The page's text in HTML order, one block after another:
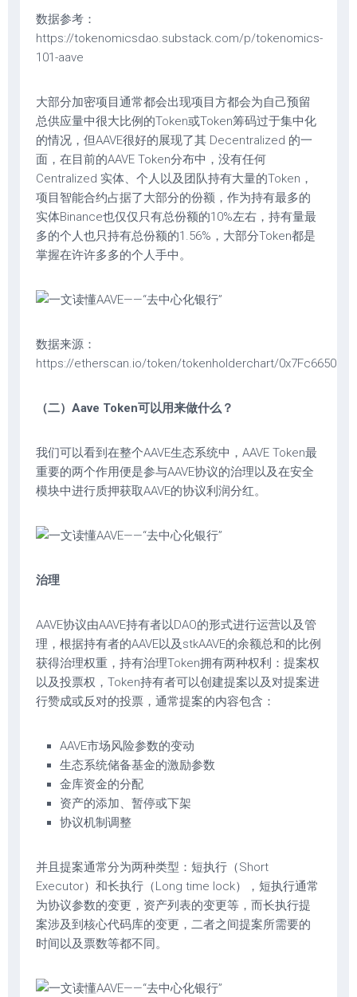
数据参考：
https://tokenomicsdao.substack.com/p/tokenomics-
101-aave
大部分加密项目通常都会出现项目方都会为自己预留
总供应量中很大比例的Token或Token筹码过于集中化
的情况，但AAVE很好的展现了其 Decentralized 的一
面，在目前的AAVE Token分布中，没有任何
Centralized 实体、个人以及团队持有大量的Token，
项目智能合约占据了大部分的份额，作为持有最多的
实体Binance也仅仅只有总份额的10%左右，持有量最
多的个人也只持有总份额的1.56%，大部分Token都是
掌握在许许多多的个人手中。
数据来源：
https://etherscan.io/token/tokenholderchart/
（二）Aave Token可以用来做什么？
我们可以看到在整个AAVE生态系统中，AAVE Token最
重要的两个作用便是参与AAVE协议的治理以及在安全
模块中进行质押获取AAVE的协议利润分红。
治理
AAVE协议由AAVE持有者以DAO的形式进行运营以及管
理，根据持有者的AAVE以及stkAAVE的余额总和的比例
获得治理权重，持有治理Token拥有两种权利：提案权
以及投票权，Token持有者可以创建提案以及对提案进
行赞成或反对的投票，通常提案的内容包含：
AAVE市场风险参数的变动
生态系统储备基金的激励参数
金库资金的分配
资产的添加、暂停或下架
协议机制调整
并且提案通常分为两种类型：短执行（Short
Executor）和长执行（Long time lock），短执行通常
为协议参数的变更，资产列表的变更等，而长执行提
案涉及到核心代码库的变更，二者之间提案所需要的
时间以及票数等都不同。